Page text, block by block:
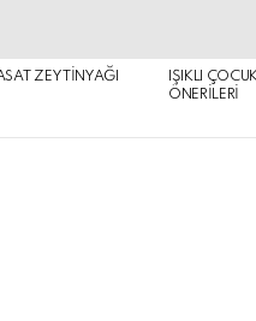
ZEYTINYAĞI
IŞIKLI
ÖNERILERI